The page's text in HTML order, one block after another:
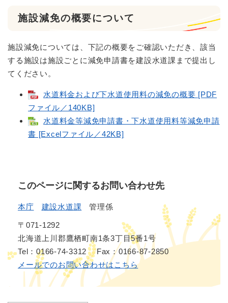
施設減免の概要について
施設減免については、下記の概要をご確認いただき、該当
する施設は施設ごとに減免申請書を建設水道課まで提出し
てください。
水道料金および下水道使用料の減免の概要 [PDF
ファイル／140KB]
水道料金等減免申請書・下水道使用料等減免申請
書 [Excelファイル／42KB]
このページに関するお問い合わせ先
本庁 建設水道課 管理係
〒071-1292
北海道上川郡鷹栖町南1条3丁目5番1号
Tel：0166-74-3312
Fax：0166-87-2850
メールでのお問い合わせはこちら